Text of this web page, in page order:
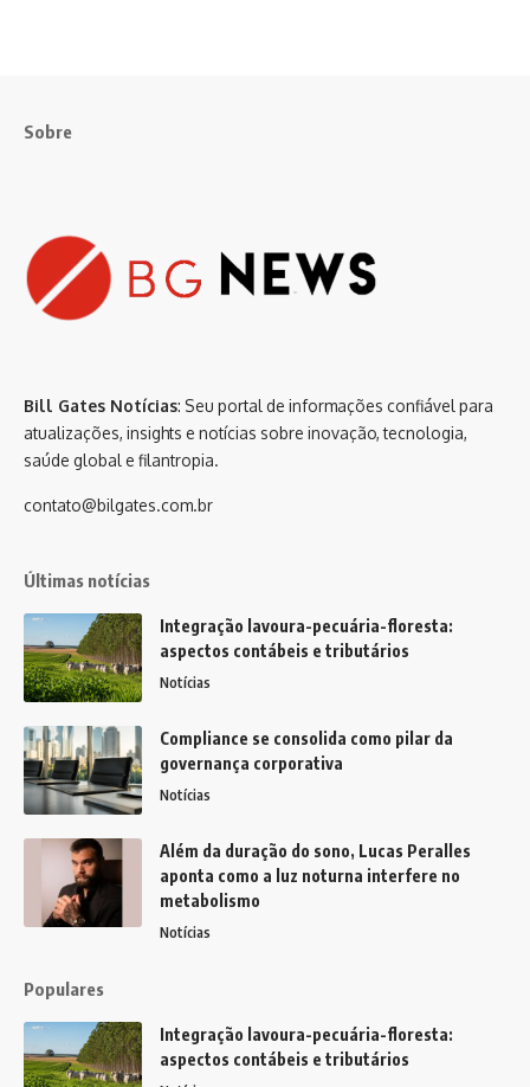
Sobre
Bill Gates Notícias: Seu portal de informações confiável para
atualizações, insights e notícias sobre inovação, tecnologia,
saúde global e filantropia.
contato@bilgates.com.br
Últimas notícias
Integração lavoura-pecuária-floresta:
aspectos contábeis e tributários
Notícias
Compliance se consolida como pilar da
governança corporativa
Notícias
Além da duração do sono, Lucas Peralles
aponta como a luz noturna interfere no
metabolismo
Notícias
Populares
Integração lavoura-pecuária-floresta:
aspectos contábeis e tributários